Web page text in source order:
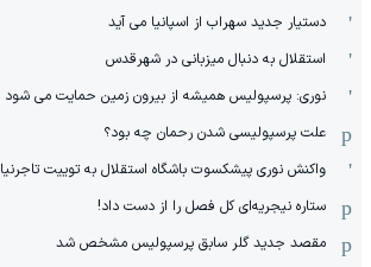
دستیار جدید سهراب از اسپانیا می آید
استقلال به دنبال میزبانی در شهرقدس
نوری: پرسپولیس همیشه از بیرون زمین حمایت می شود
علت پرسپولیسی شدن رحمان چه بود؟
واکنش نوری پیشکسوت باشگاه استقلال به توییت تاجرنیا
ستاره نیجریه‌ای کل فصل را از دست داد!
مقصد جدید گلر سابق پرسپولیس مشخص شد